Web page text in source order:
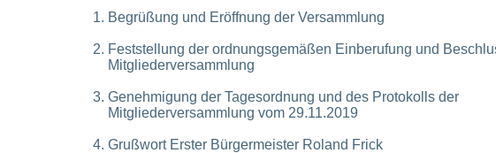
Begrüßung und Eröffnung der Versammlung
Feststellung der ordnungsgemäßen Einberufung und
Mitgliederversammlung
Genehmigung der Tagesordnung und des Protokolls der
Mitgliederversammlung vom 29.11.2019
Grußwort Erster Bürgermeister Roland Frick